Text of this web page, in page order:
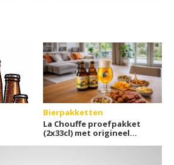
Bierpakketten
La Chouffe proefpakket
(2x33cl) met origineel